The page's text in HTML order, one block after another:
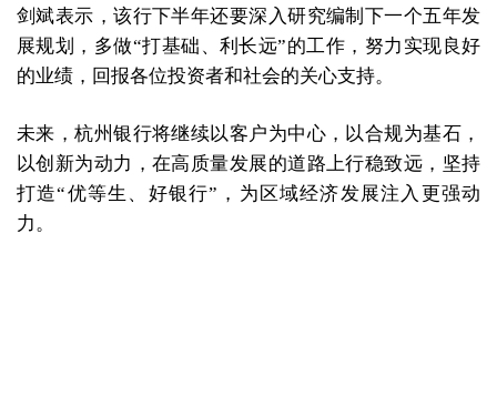
剑斌表示，该行下半年还要深入研究编制下一个五年发
展规划，多做“打基础、利长远”的工作，努力实现良好
的业绩，回报各位投资者和社会的关心支持。
未来，杭州银行将继续以客户为中心，以合规为基石，
以创新为动力，在高质量发展的道路上行稳致远，坚持
打造“优等生、好银行”，为区域经济发展注入更强动
力。